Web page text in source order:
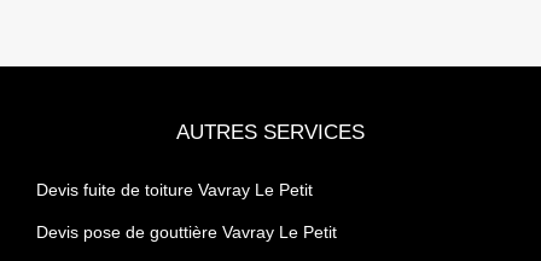
AUTRES SERVICES
Devis fuite de toiture Vavray Le Petit
Devis pose de gouttière Vavray Le Petit